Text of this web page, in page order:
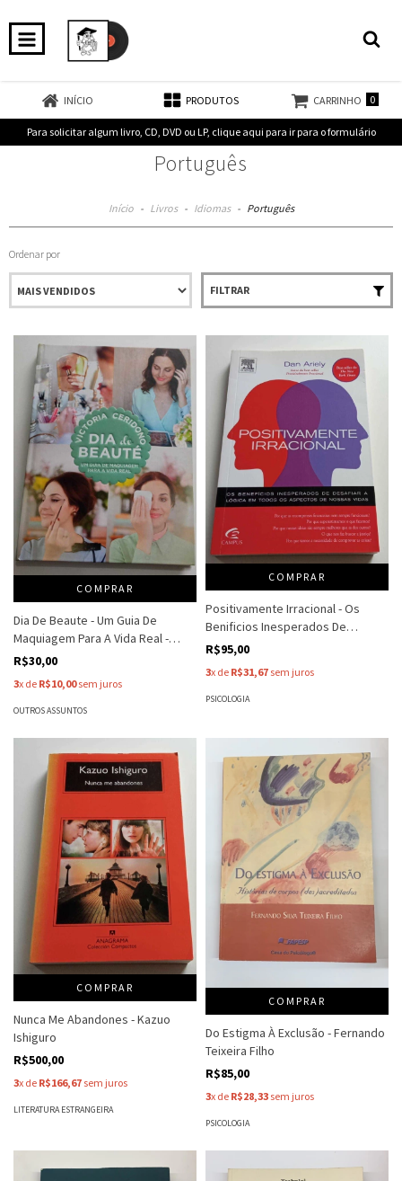
INÍCIO PRODUTOS CARRINHO 0
Para solicitar algum livro, CD, DVD ou LP, clique aqui para ir para o formulário
Português
Início - Livros - Idiomas - Português
Ordenar por
FILTRAR
COMPRAR
Dia De Beaute - Um Guia De
Maquiagem Para A Vida Real -
Victoria Ceridono
R$30,00
3x de R$10,00sem juros
OUTROS ASSUNTOS
COMPRAR
Positivamente Irracional - Os
Benificios Inesperados De
Desafiar A Lógica Em Todos - Dan
R$95,00
3x de R$31,67 sem juros
PSICOLOGIA
COMPRAR
Nunca Me Abandones - Kazuo
Ishiguro
R$500,00
3x de R$166,67 sem juros
LITERATURA ESTRANGEIRA
COMPRAR
Do Estigma À Exclusão - Fernando
Teixeira Filho
R$85,00
3x de R$28,33 sem juros
PSICOLOGIA